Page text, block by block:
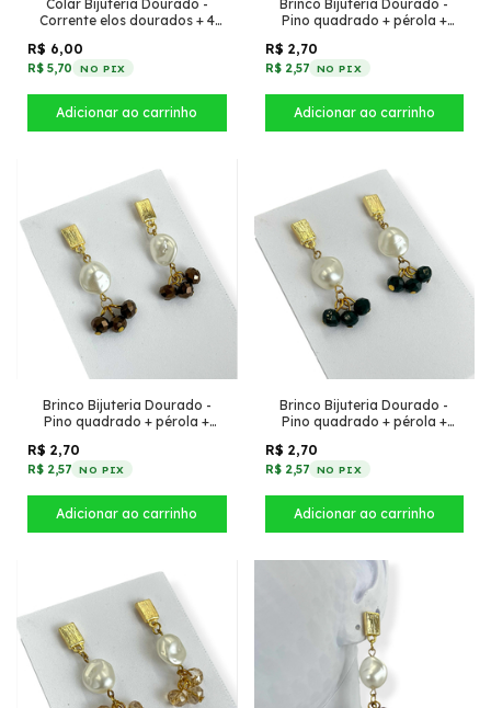
Colar Bijuteria Dourado -
Corrente elos dourados + 4
R$ 6,00
R$ 5,70 NO PIX
Brinco Bijuteria Dourado -
Pino quadrado + pérola +
R$ 2,70
R$ 2,57 NO PIX
Brinco Bijuteria Dourado -
Pino quadrado + pérola +
R$ 2,70
R$ 2,57 NO PIX
Brinco Bijuteria Dourado -
Pino quadrado + pérola +
R$ 2,70
R$ 2,57 NO PIX